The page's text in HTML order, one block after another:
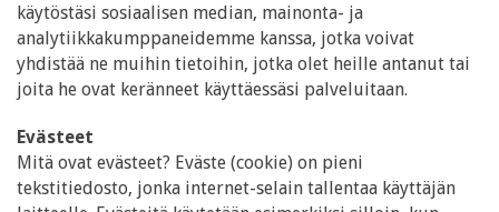
käytöstäsi sosiaalisen median, mainonta- ja
analytiikkakumppaneidemme kanssa, jotka voivat
yhdistää ne muihin tietoihin, jotka olet heille antanut tai
joita he ovat keränneet käyttäessäsi palveluitaan.
Evästeet
Mitä ovat evästeet? Eväste (cookie) on pieni
tekstitiedosto, jonka internet-selain tallentaa käyttäjän